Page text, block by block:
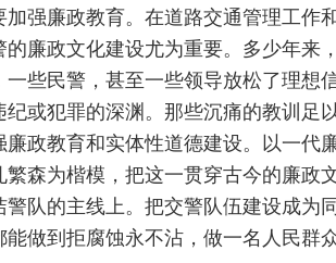
廉政教育。在道路交通管理工作
的廉政文化建设尤为重要。多少年来
一些民警，甚至一些领导放松了理想
或犯罪的深渊。那些沉痛的教训足
政教育和实体性道德建设。以一代
森为楷模，把这一贯穿古今的廉政
警队的主线上。把交警队伍建设成为
做到拒腐蚀永不沾，做一名人民群